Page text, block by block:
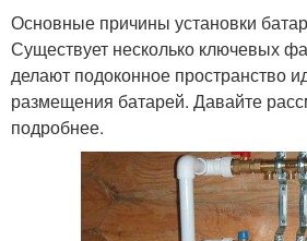
Основные причины установки
Существует несколько ключевых
делают подоконное пространство
размещения батарей. Давайте
подробнее.